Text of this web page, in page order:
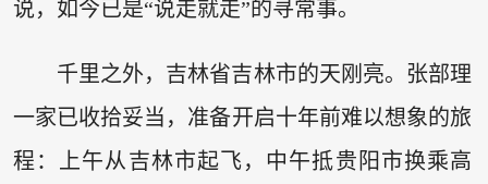
说，如今已是“说走就走”的寻常事。
千里之外，吉林省吉林市的天刚亮。张部理
一家已收拾妥当，准备开启十年前难以想象的旅
程：上午从吉林市起飞，中午抵贵阳市换乘高